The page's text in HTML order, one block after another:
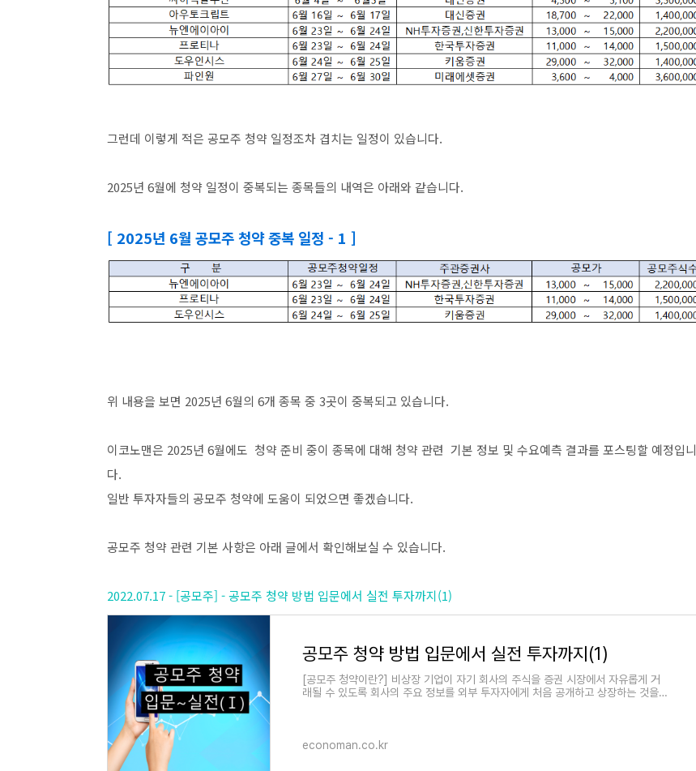
그런데 이렇게 적은 공모주 청약 일정조차 겹치는 일정이 있습니다.
2025년 6월에 청약 일정이 중복되는 종목들의 내역은 아래와 같습니다.
[ 2025년 6월 공모주 청약 중복 일정 - 1 ]
위 내용을 보면 2025년 6월의 6개 종목 중 3곳이 중복되고 있습니다.
이코노맨은 2025년 6월에도 청약 준비 중이 종목에 대해 청약 관련 기본 정보 및 수요예측 결과를 포스팅할 예정입니
다.
일반 투자자들의 공모주 청약에 도움이 되었으면 좋겠습니다.
공모주 청약 관련 기본 사항은 아래 글에서 확인해보실 수 있습니다.
2022.07.17 - [공모주] - 공모주 청약 방법 입문에서 실전 투자까지(1)
공모주 청약 방법 입문에서 실전 투자까지(1)
[공모주 청약이란?] 비상장 기업이 자기 회사의 주식을 증권 시장에서 자유롭게 거
래될 수 있도록 회사의 주요 정보를 외부 투자자에게 처음 공개하고 상장하는 것을
economan.co.kr